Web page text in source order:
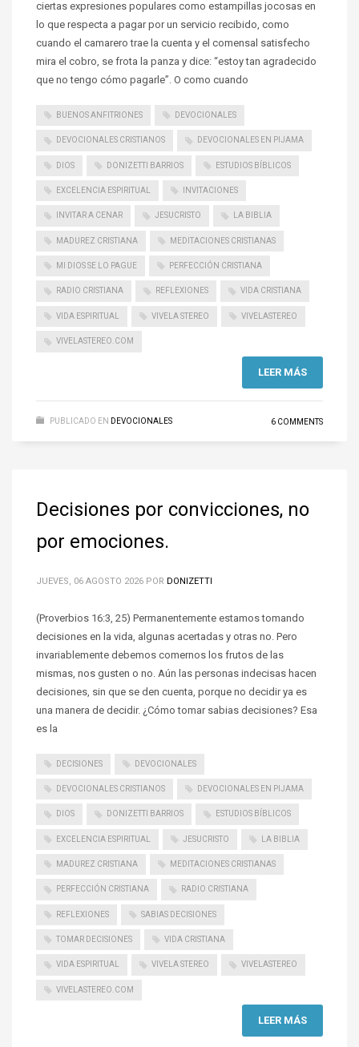
ciertas expresiones populares como estampillas jocosas en
lo que respecta a pagar por un servicio recibido, como
cuando el camarero trae la cuenta y el comensal satisfecho
mira el cobro, se frota la panza y dice: “estoy tan agradecido
que no tengo cómo pagarle”. O como cuando
BUENOS ANFITRIONES DEVOCIONALES
DEVOCIONALES CRISTIANOS DEVOCIONALES EN PIJAMA
DIOS DONIZETTI BARRIOS ESTUDIOS BÍBLICOS
EXCELENCIA ESPIRITUAL INVITACIONES
INVITAR A CENAR JESUCRISTO LA BIBLIA
MADUREZ CRISTIANA MEDITACIONES CRISTIANAS
MI DIOS SE LO PAGUE PERFECCIÓN CRISTIANA
RADIO CRISTIANA REFLEXIONES VIDA CRISTIANA
VIDA ESPIRITUAL VIVELA STEREO VIVELASTEREO
VIVELASTEREO.COM
LEER MÁS
PUBLICADO EN DEVOCIONALES 6 COMMENTS
Decisiones por convicciones, no
por emociones.
JUEVES, 06 AGOSTO 2026 POR DONIZETTI
(Proverbios 16:3, 25) Permanentemente estamos tomando
decisiones en la vida, algunas acertadas y otras no. Pero
invariablemente debemos comernos los frutos de las
mismas, nos gusten o no. Aún las personas indecisas hacen
decisiones, sin que se den cuenta, porque no decidir ya es
una manera de decidir. ¿Cómo tomar sabias decisiones? Esa
es la
DECISIONES DEVOCIONALES
DEVOCIONALES CRISTIANOS DEVOCIONALES EN PIJAMA
DIOS DONIZETTI BARRIOS ESTUDIOS BÍBLICOS
EXCELENCIA ESPIRITUAL JESUCRISTO LA BIBLIA
MADUREZ CRISTIANA MEDITACIONES CRISTIANAS
PERFECCIÓN CRISTIANA RADIO CRISTIANA
REFLEXIONES SABIAS DECISIONES
TOMAR DECISIONES VIDA CRISTIANA
VIDA ESPIRITUAL VIVELA STEREO VIVELASTEREO
VIVELASTEREO.COM
LEER MÁS